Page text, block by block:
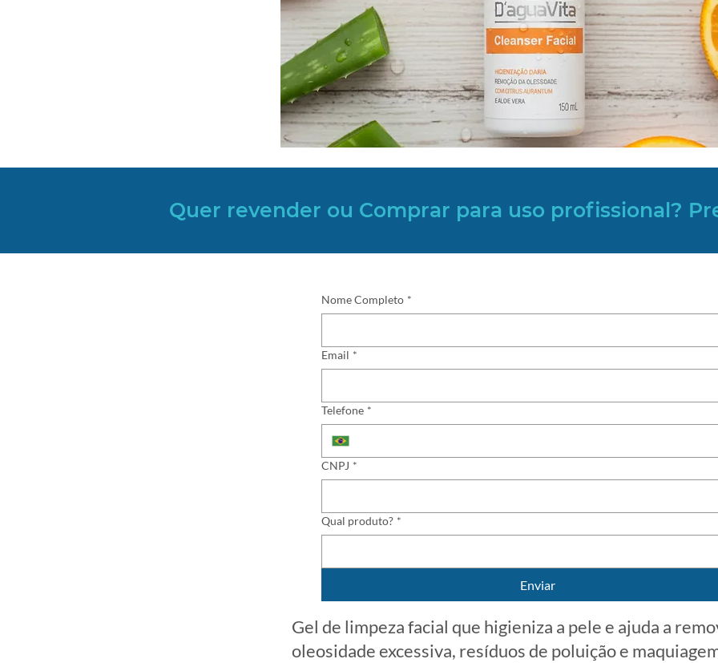
Quer revender ou Comprar para uso profissional?
Nome Completo *
Email *
Telefone *
CNPJ *
Qual produto? *
Enviar
Gel de limpeza facial que higieniza a pele e ajuda a
oleosidade excessiva, resíduos de poluição e